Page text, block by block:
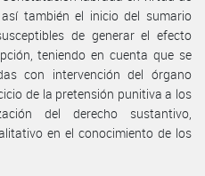
también el inicio del sumario
de generar el efecto
teniendo en cuenta que se
con intervención del órgano
de la pretensión punitiva a los
del derecho sustantivo,
en el conocimiento de los